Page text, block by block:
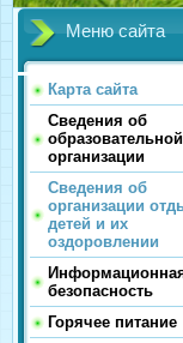
Меню сайта
Карта сайта
Сведения об
образовательной
организации
Сведения об
организации
детей и их
оздоровлении
безопасность
Горячее питание